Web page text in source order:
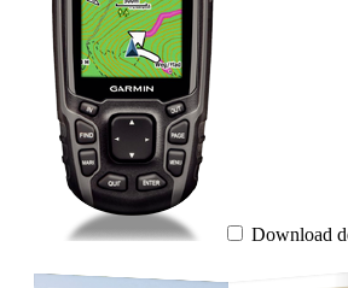
Download